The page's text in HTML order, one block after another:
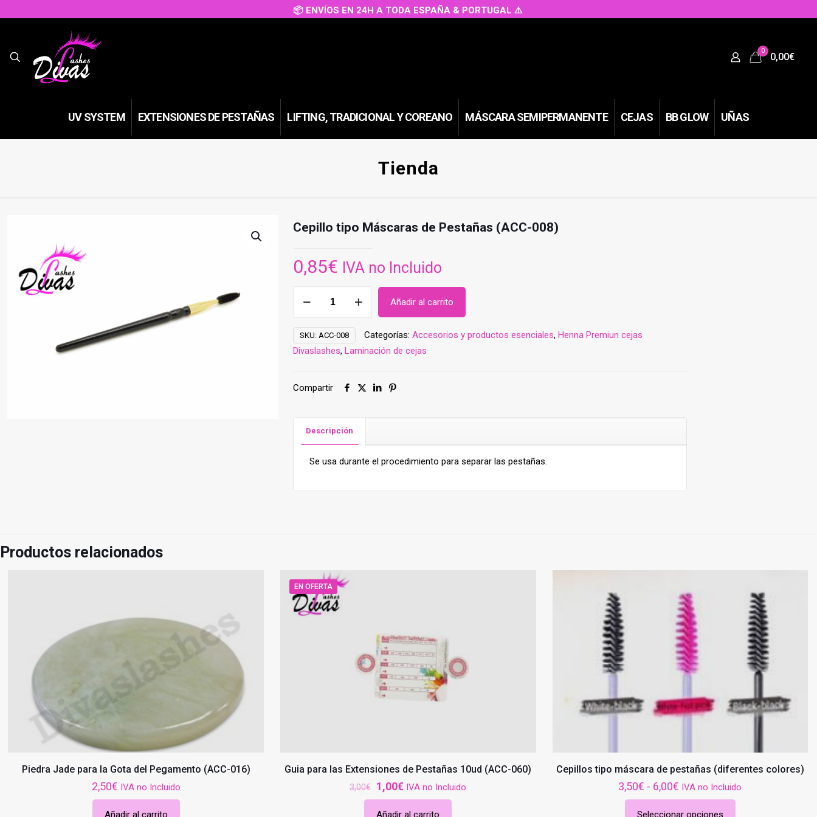
📦 ENVÍOS EN 24H A TODA ESPAÑA & PORTUGAL ⚠️
0
0,00€
UV SYSTEM EXTENSIONES DE PESTAÑAS LIFTING, TRADICIONAL Y COREANO MÁSCARA SEMIPERMANENTE CEJAS BB GLOW UÑAS
Tienda
Cepillo tipo Máscaras de Pestañas (ACC-008)
0,85€ IVA no Incluido
de
Pestañas
008)
Añadir al carrito
SKU:ACC-008 Categorías:Accesorios y productos esenciales,Henna Premiun cejas
Divaslashes,Laminación de cejas
Compartir
Descripción
Se usa durante el procedimiento para separar las pestañas.
Productos relacionados
Piedra Jade para la Gota del Pegamento (ACC-016)
2,50€ IVA no Incluido
Añadir al carrito
EN OFERTA
Guia para las Extensiones de Pestañas 10ud (ACC-060)
3,00€ El
precio
1,00€El
precio
IVA no Incluido
Añadir al carrito
Cepillos tipo máscara de pestañas (diferentes colores)
3,50€ - 6,00€ Rango
de
IVA no Incluido
Seleccionar opciones